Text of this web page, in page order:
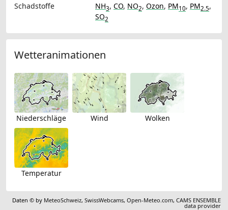
Schadstoffe
NH3, CO, NO2, Ozon, PM10, PM2.5,
SO2
Wetteranimationen
Niederschläge Wind Wolken
Temperatur
Daten © by MeteoSchweiz,SwissWebcams,Open-Meteo.com,CAMS ENSEMBLE
data provider